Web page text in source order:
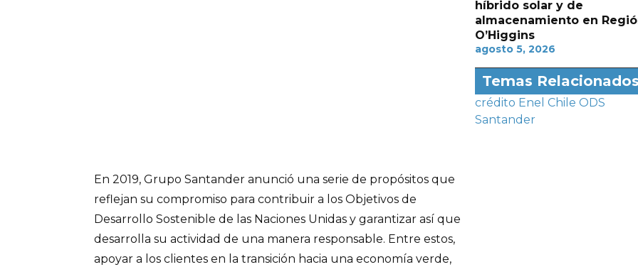
En 2019, Grupo Santander anunció una serie de propósitos que
reflejan su compromiso para contribuir a los Objetivos de
Desarrollo Sostenible de las Naciones Unidas y garantizar así que
desarrolla su actividad de una manera responsable. Entre estos,
apoyar a los clientes en la transición hacia una economía verde,
híbrido solar y de
almacenamiento en
O’Higgins
agosto 5, 2026
Temas Relacionados
crédito Enel Chile ODS
Santander